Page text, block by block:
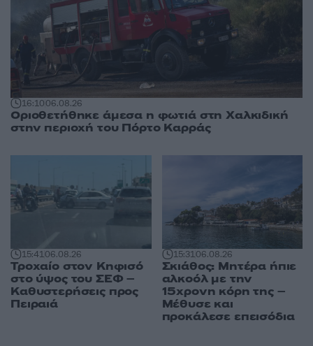
16:1006.08.26
Οριοθετήθηκε άμεσα η φωτιά στη Χαλκιδική
στην περιοχή του Πόρτο Καρράς
15:4106.08.26
Τροχαίο στον Κηφισό
στο ύψος του ΣΕΦ –
Καθυστερήσεις προς
Πειραιά
15:3106.08.26
Σκιάθος: Μητέρα ήπιε
αλκοόλ με την
15χρονη κόρη της –
Μέθυσε και
προκάλεσε επεισόδια